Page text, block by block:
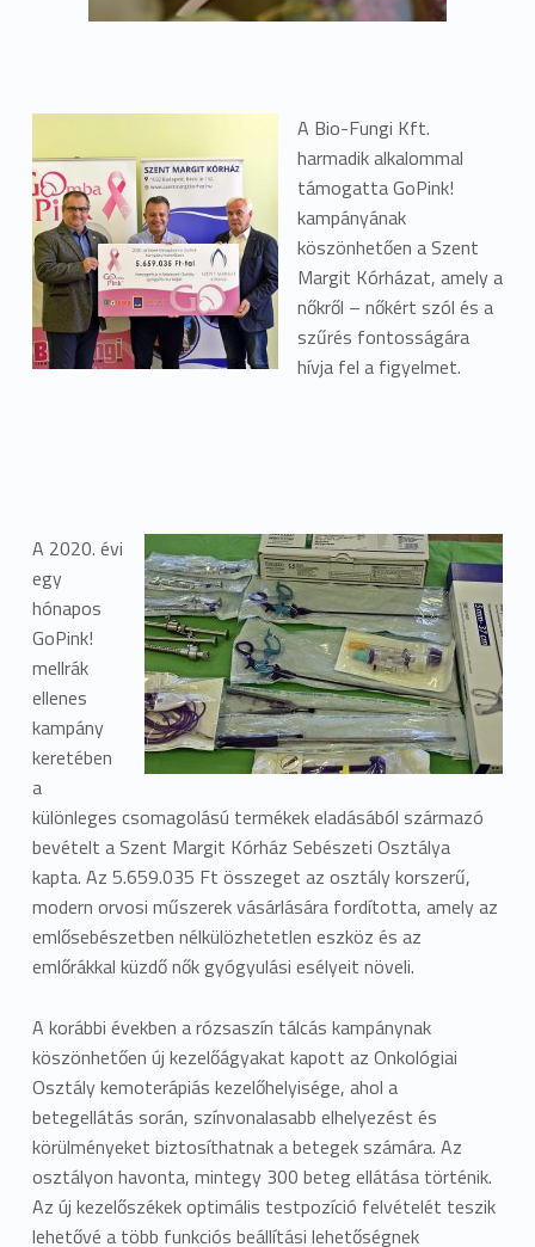
A Bio-Fungi Kft.
harmadik alkalommal
támogatta GoPink!
kampányának
köszönhetően a Szent
Margit Kórházat, amely a
nőkről – nőkért szól és a
szűrés fontosságára
hívja fel a figyelmet.
A 2020. évi
egy
hónapos
GoPink!
mellrák
ellenes
kampány
keretében
a
különleges csomagolású termékek eladásából származó
bevételt a Szent Margit Kórház Sebészeti Osztálya
kapta. Az 5.659.035 Ft összeget az osztály korszerű,
modern orvosi műszerek vásárlására fordította, amely az
emlősebészetben nélkülözhetetlen eszköz és az
emlőrákkal küzdő nők gyógyulási esélyeit növeli.
A korábbi években a rózsaszín tálcás kampánynak
köszönhetően új kezelőágyakat kapott az Onkológiai
Osztály kemoterápiás kezelőhelyisége, ahol a
betegellátás során, színvonalasabb elhelyezést és
körülményeket biztosíthatnak a betegek számára. Az
osztályon havonta, mintegy 300 beteg ellátása történik.
Az új kezelőszékek optimális testpozíció felvételét teszik
lehetővé a több funkciós beállítási lehetőségnek